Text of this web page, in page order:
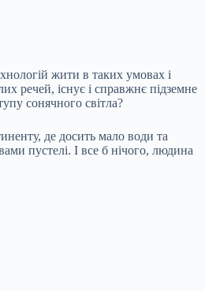
жити в таких умовах і
речей, існує і справжнє підземне
сонячного світла?
де досить мало води та
пустелі. І все б нічого, людина